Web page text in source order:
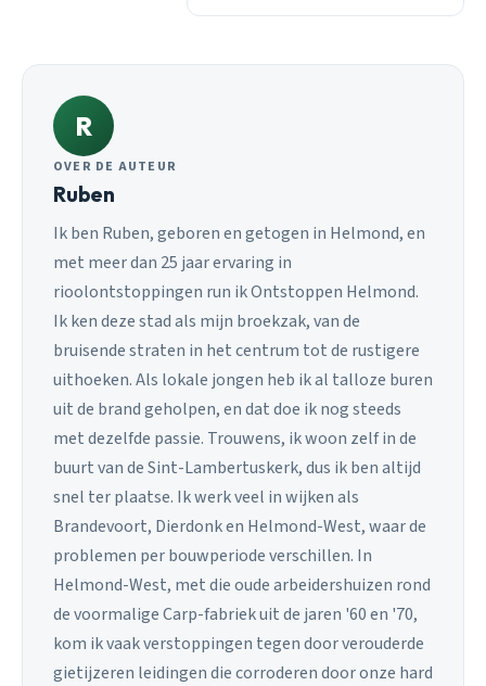
R
OVER DE AUTEUR
Ruben
Ik ben Ruben, geboren en getogen in Helmond, en
met meer dan 25 jaar ervaring in
rioolontstoppingen run ik Ontstoppen Helmond.
Ik ken deze stad als mijn broekzak, van de
bruisende straten in het centrum tot de rustigere
uithoeken. Als lokale jongen heb ik al talloze buren
uit de brand geholpen, en dat doe ik nog steeds
met dezelfde passie. Trouwens, ik woon zelf in de
buurt van de Sint-Lambertuskerk, dus ik ben altijd
snel ter plaatse. Ik werk veel in wijken als
Brandevoort, Dierdonk en Helmond-West, waar de
problemen per bouwperiode verschillen. In
Helmond-West, met die oude arbeidershuizen rond
de voormalige Carp-fabriek uit de jaren '60 en '70,
kom ik vaak verstoppingen tegen door verouderde
gietijzeren leidingen die corroderen door onze hard